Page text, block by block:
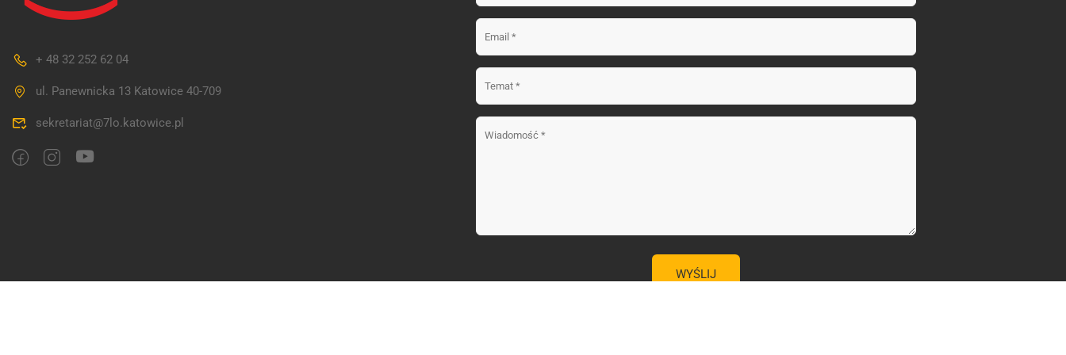
+ 48 32 252 62 04
ul. Panewnicka 13 Katowice 40-709
sekretariat@7lo.katowice.pl